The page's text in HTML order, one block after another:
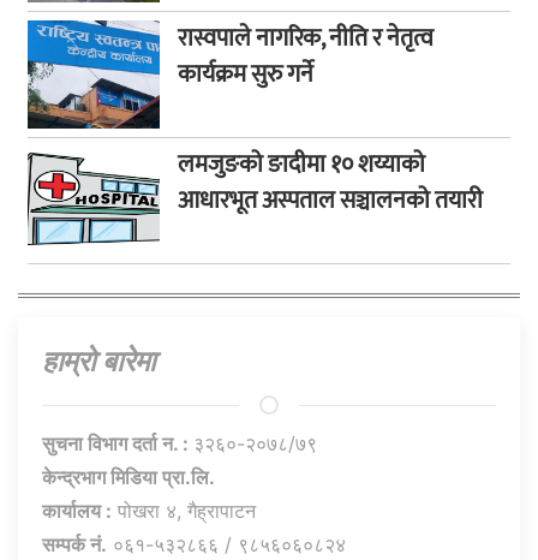
रास्वपाले नागरिक, नीति र नेतृत्व
कार्यक्रम सुरु गर्ने
लमजुङको ङादीमा १० शय्याको
आधारभूत अस्पताल सञ्चालनको तयारी
हाम्राे बारेमा
सुचना विभाग दर्ता न. : ३२६०-२०७८/७९
केन्द्रभाग मिडिया प्रा.लि.
कार्यालय : पोखरा ४, गैह्रापाटन
सम्पर्क नं. ०६१-५३२८६६ / ९८५६०६०८२४